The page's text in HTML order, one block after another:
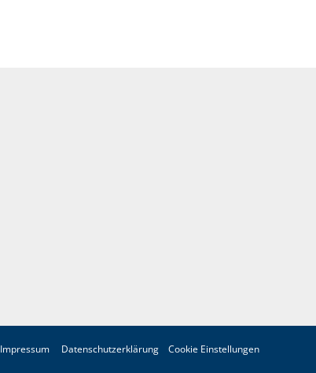
Impressum Datenschutzerklärung Cookie Einstellungen